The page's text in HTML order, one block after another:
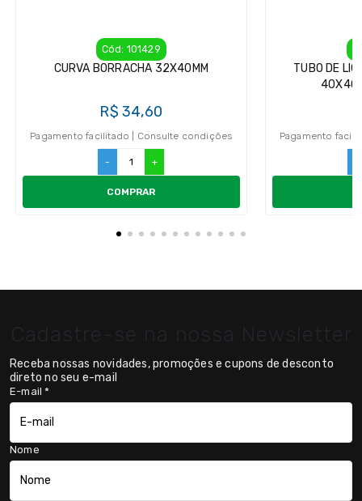
Cód: 101429
CURVA BORRACHA 32X40MM
R$ 34,60
Pagamento facilitado | Consulte condições
- +
COMPRAR
TUBO DE
Pagamento
Cadastre-se na nossa Newsletter
Receba nossas novidades, promoções e cupons de desconto
direto no seu e-mail
E-mail*
Nome